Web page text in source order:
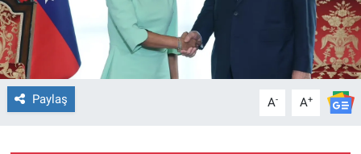
Paylaş A- A+
Bilim, Teknoloji
ASAYİŞ
ÇEVRE